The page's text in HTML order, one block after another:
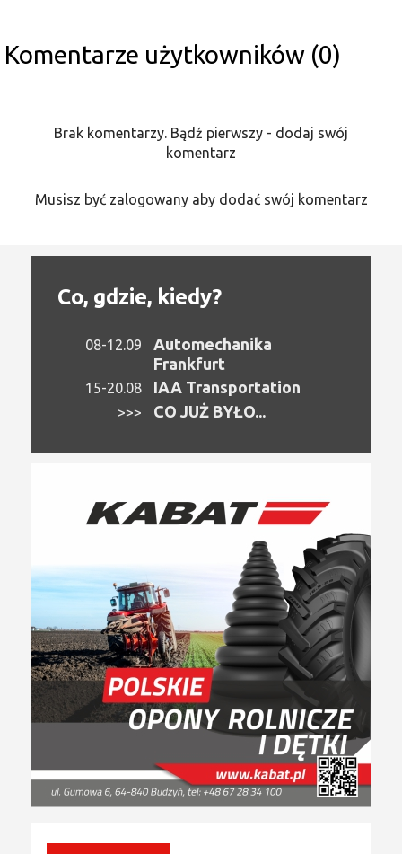
Komentarze użytkowników (0)
Brak komentarzy. Bądź pierwszy - dodaj swój
komentarz
Musisz być zalogowany aby dodać swój komentarz
Co, gdzie, kiedy?
08-12.09
Automechanika
Frankfurt
15-20.08 IAA Transportation
>>> CO JUŻ BYŁO...